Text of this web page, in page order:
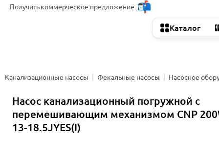
Получитькоммерческое предложение
Каталог
Канализационные насосы Фекальные насосы Насосное
Насос канализационный погружной с
перемешивающим механизмом CNP
13-18.5JYES(I)